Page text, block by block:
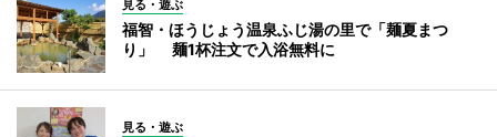
見る・遊ぶ
福智・ほうじょう温泉ふじ湯の里で「麺夏まつ
り」 麺1杯注文で入浴無料に
見る・遊ぶ